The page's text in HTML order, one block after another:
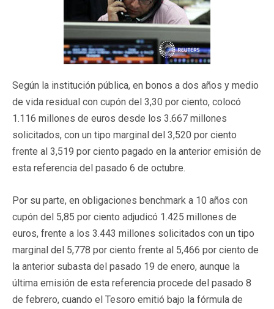
Según la institución pública, en bonos a dos años y medio
de vida residual con cupón del 3,30 por ciento, colocó
1.116 millones de euros desde los 3.667 millones
solicitados, con un tipo marginal del 3,520 por ciento
frente al 3,519 por ciento pagado en la anterior emisión de
esta referencia del pasado 6 de octubre.
Por su parte, en obligaciones benchmark a 10 años con
cupón del 5,85 por ciento adjudicó 1.425 millones de
euros, frente a los 3.443 millones solicitados con un tipo
marginal del 5,778 por ciento frente al 5,466 por ciento de
la anterior subasta del pasado 19 de enero, aunque la
última emisión de esta referencia procede del pasado 8
de febrero, cuando el Tesoro emitió bajo la fórmula de